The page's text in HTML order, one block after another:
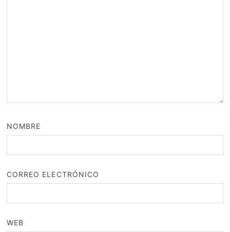
NOMBRE
CORREO ELECTRÓNICO
WEB